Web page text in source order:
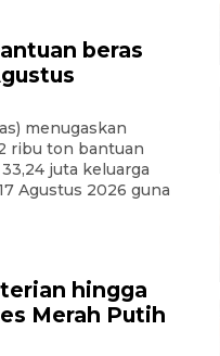
beras
menugaskan
ribu ton bantuan
juta keluarga
Agustus 2026 guna
hingga
Merah Putih